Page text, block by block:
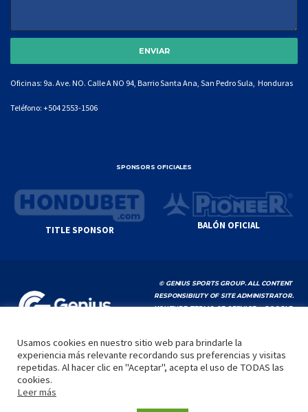
Oficinas: 9a. Ave. NO. Calle A NO 94, Barrio Santa Ana, San Pedro Sula, Honduras
Teléfono: +504 2553-1506
SPONSORS OFICIALES
TITLE SPONSOR BALÓN OFICIAL
© GENIUS SPORTS GROUP. ALL CONTENT
RESPONSIBILITY OF SITE ADMINISTRATOR.
YOUTUBE TERMS OF SERVICE|GOOGLE
INICIO LA LIGA VIDEOS MEDIA CONTACTO
Usamos cookies en nuestro sitio web para brindarle la
experiencia más relevante recordando sus preferencias y visitas
repetidas. Al hacer clic en "Aceptar", acepta el uso de TODAS las
cookies.
Leer más